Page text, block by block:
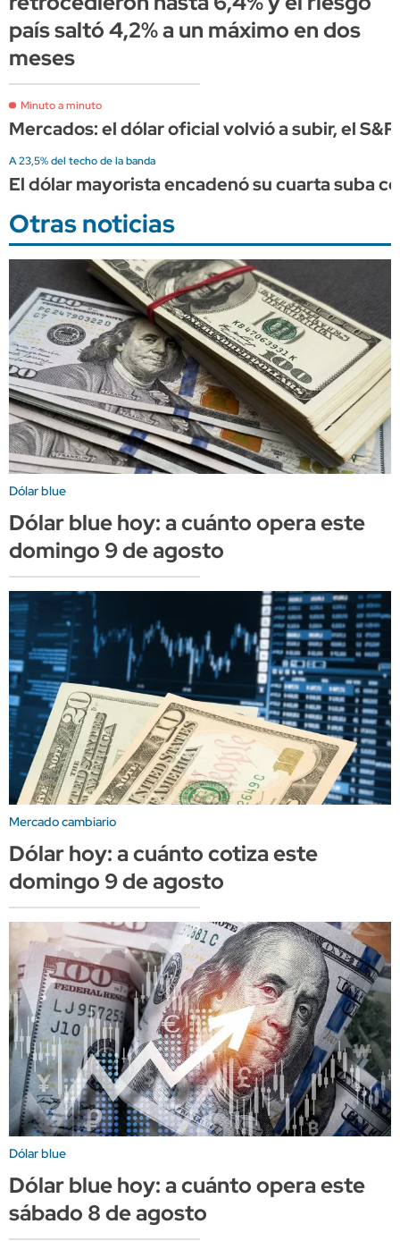
país saltó 4,2% a un máximo en dos
meses
Minuto a minuto
Mercados: el dólar oficial volvió a subir, el
A 23,5% del techo de la banda
El dólar mayorista encadenó su cuarta suba
Otras noticias
Dólar blue
Dólar blue hoy: a cuánto opera este
domingo 9 de agosto
Mercado cambiario
Dólar hoy: a cuánto cotiza este
domingo 9 de agosto
Dólar blue
Dólar blue hoy: a cuánto opera este
sábado 8 de agosto